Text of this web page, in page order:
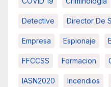
Detective Director De
Empresa Espionaje
FFCCSS Formacion
IASN2020 Incendios